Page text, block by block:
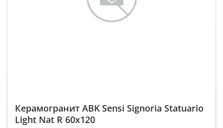
Керамогранит ABK Sensi Signoria Statuario
Light Nat R 60x120